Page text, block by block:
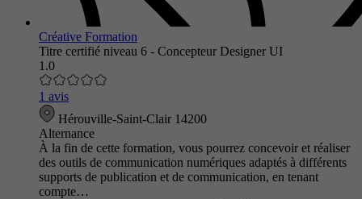
Créative Formation
Titre certifié niveau 6 - Concepteur Designer UI
1.0
1 avis
Hérouville-Saint-Clair 14200
Alternance
À la fin de cette formation, vous pourrez concevoir et réaliser
des outils de communication numériques adaptés à différents
supports de publication et de communication, en tenant
compte…